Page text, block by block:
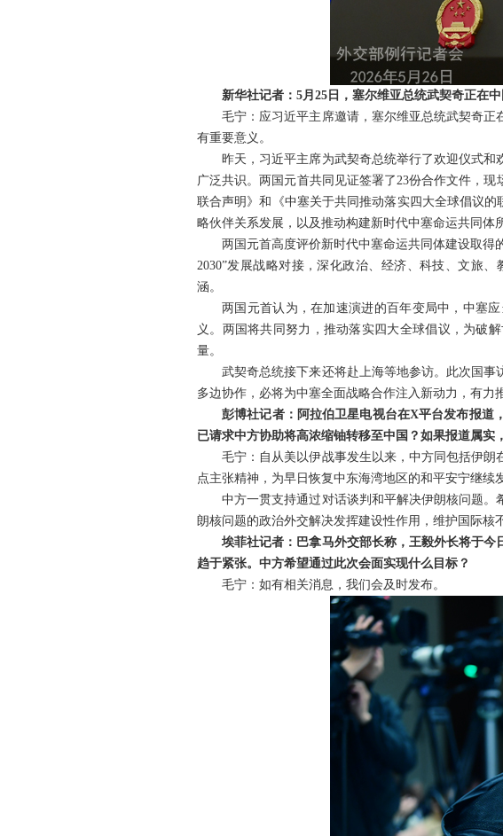
新华社记者：5月25日，塞尔维亚总统武契奇正在
毛宁：应习近平主席邀请，塞尔维亚总统武契奇
有重要意义。
昨天，习近平主席为武契奇总统举行了欢迎仪式
广泛共识。两国元首共同见证签署了23份合作文件，
联合声明》和《中塞关于共同推动落实四大全球倡议
略伙伴关系发展，以及推动构建新时代中塞命运共同体
两国元首高度评价新时代中塞命运共同体建设取得
2030”发展战略对接，深化政治、经济、科技、文旅
涵。
两国元首认为，在加速演进的百年变局中，中塞
义。两国将共同努力，推动落实四大全球倡议，为破
量。
武契奇总统接下来还将赴上海等地参访。此次国
多边协作，必将为中塞全面战略合作注入新动力，有力
彭博社记者：阿拉伯卫星电视台在X平台发布报道
已请求中方协助将高浓缩铀转移至中国？如果报道属实
毛宁：自从美以伊战事发生以来，中方同包括伊
点主张精神，为早日恢复中东海湾地区的和平安宁继续
中方一贯支持通过对话谈判和平解决伊朗核问题
朗核问题的政治外交解决发挥建设性作用，维护国际核
埃菲社记者：巴拿马外交部长称，王毅外长将于
趋于紧张。中方希望通过此次会面实现什么目标？
毛宁：如有相关消息，我们会及时发布。